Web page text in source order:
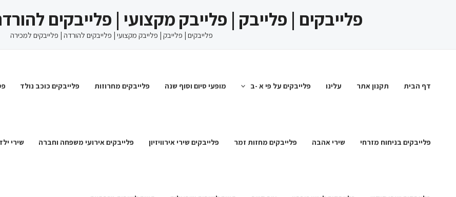
פלייבקים | פלייבק | פלייבק מקצועי | פלייבקים
פלייבקים | פלייבק | פלייבק מקצועי | פלייבקים להורדה | פלייבקים למכירה
דף הבית תקנון אתר עלינו פלייבקים על פי א -ב מופעי סיום וסוף שנה פלייבקים מחרוזות פלייבקים כוכב נולד
פלייבקים בניחוח מזרחי שירי אהבה פלייבקים מחזות זמר פלייבקים שירי אירוויזיון פלייבקים אירועי משפחה וחברה שירי